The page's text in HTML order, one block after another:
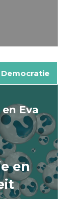
Democratie
Eva
en